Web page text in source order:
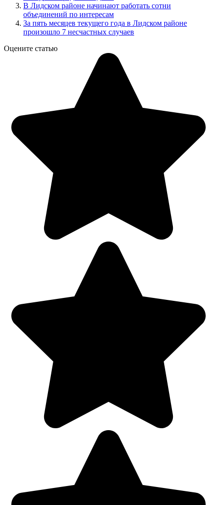
В Лидском районе начинают работать сотни
объединений по интересам
За пять месяцев текущего года в Лидском районе
произошло 7 несчастных случаев
Оцените статью